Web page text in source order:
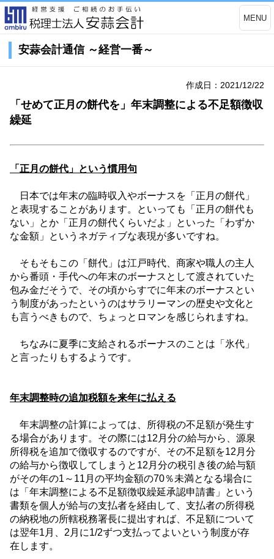
MENU
安蒜会計通信 ～経営一番～
作成日：2021/12/22
「せめて正月の餅代を」年末調整による不足額徴収
繰延
「正月の餅代」という慣用句
日本では年末の臨時収入やボーナスを「正月の餅代」
と表現することがあります。といっても「正月の餅代も
ない」とか「正月の餅代くらいだよ」といった「わずか
な金額」というネガティブな表現が多いですね。
そもそもこの「餅代」は江戸時代、商家や職人の主人
から番頭・手代への年末のボーナスとして渡されていた
包み金だそうで、その頃からすでに年末のボーナスとい
う制度があったというのはサラリーマンの歴史や文化と
も言うべきもので、ちょっとロマンを感じられますね。
ちなみに夏季に支給されるボーナスのことは「氷代」
と言ったりもするようです。
年末調整時の追加税額を来年に払える
年末調整の計算によっては、所得税の不足額が発生す
る場合があります。その際には12 月分の給与から、源泉
所得税を追加で徴収するのですが、その不足額を12 月分
の給与から徴収してしまうと 12 月分の税引き後の給与額
がその年の1 ～ 11 月の平均金額の70％未満となる場合に
は「年末調整による不足額徴収繰延承認申請書」という
書類を個人が給与の支払者を経由して、支払者の所得税
の納税地の所轄税務署長に提出すれば、不足額について
は翌年1 月、 2 月に1/2ずつ支払ってよいという制度が存
在します。